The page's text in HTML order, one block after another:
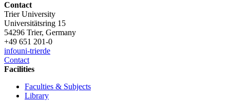
Contact
Trier University
Universitätsring 15
54296 Trier, Germany
+49 651 201-0
infouni-trierde
Contact
Facilities
Faculties & Subjects
Library